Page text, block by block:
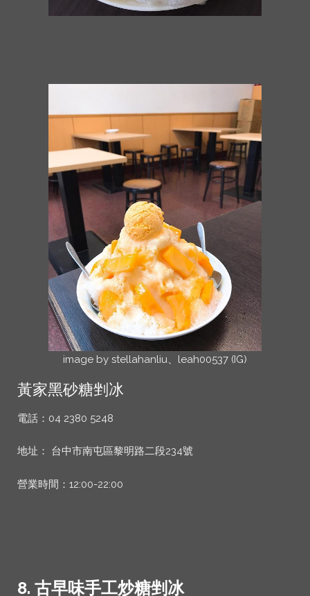
image by stellahanliu、leah00537 (IG)
黃家黑砂糖剉冰
電話：04 2380 5248
地址： 台中市南屯區黎明路二段234號
營業時間：12:00-22:00
8. 古早味手工炒糖剉冰